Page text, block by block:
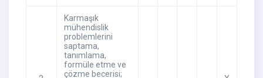
Karmaşık
mühendislik
problemlerini
saptama,
tanımlama,
formüle etme ve
çözme becerisi;